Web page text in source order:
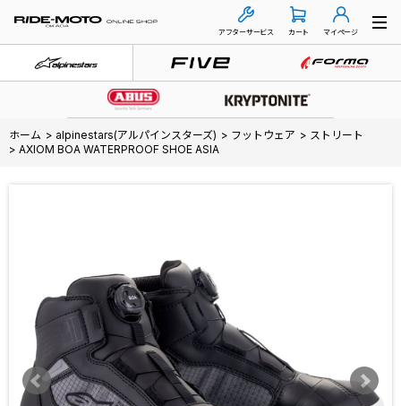
アフターサービス カート マイページ
ホーム > alpinestars(アルパインスターズ) > フットウェア > ストリート
> AXIOM BOA WATERPROOF SHOE ASIA